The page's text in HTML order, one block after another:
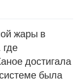
жары в
достигала
была